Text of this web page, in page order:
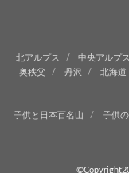
北アルプス
中央アルプス
奥秩父
丹沢 北海道
子供と日本百名山 子供